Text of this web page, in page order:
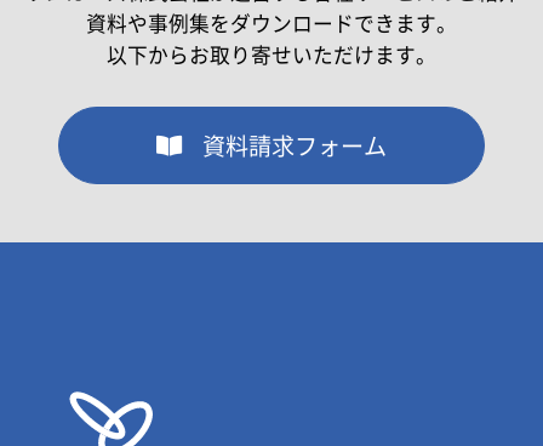
資料や事例集をダウンロードできます。
以下からお取り寄せいただけます。
資料請求フォーム